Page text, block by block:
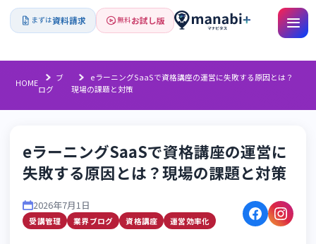
まずは資料請求 無料お試し版
HOME
eラーニングSaaSで資格講座の運営に失敗する原因と
eラーニングSaaSで資格講座の運営
2026年7月1日